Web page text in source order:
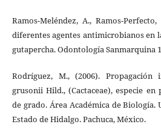
Ramos-Meléndez, A., Ramos-
diferentes agentes antimicrobianos en
gutapercha. Odontología Sanmarquina
Rodríguez, M., (2006).
grusonii Hild., (Cactaceae), especie
de grado. Área Académica de
Estado de Hidalgo. Pachuca, México.